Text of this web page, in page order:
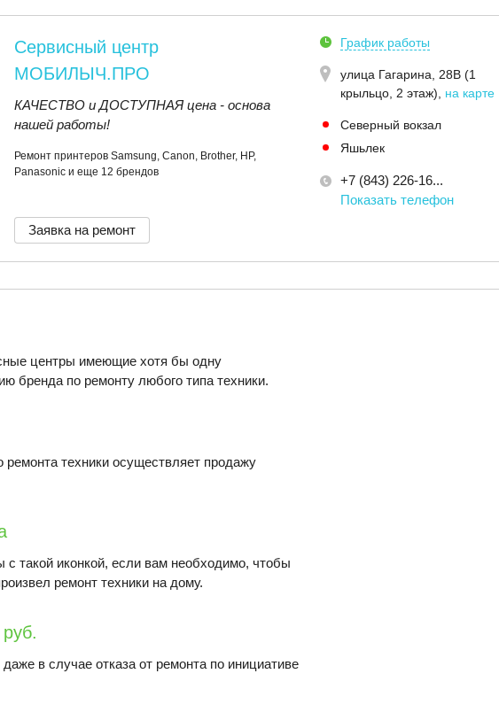
Сервисный центр
МОБИЛЫЧ.ПРО
КАЧЕСТВО и ДОСТУПНАЯ цена - основа
нашей работы!
Ремонт принтеров Samsung, Canon, Brother, HP,
Panasonic и еще 12 брендов
График работы
улица Гагарина, 28В (1
крыльцо, 2 этаж)
на карте
Северный вокзал
Яшьлек
+7 (843) 226-16...
Показать телефон
Заявка на ремонт
центры имеющие хотя бы одну
бренда по ремонту любого типа техники.
техники осуществляет продажу
такой иконкой, если вам необходимо, чтобы
ремонт техники на дому.
в случае отказа от ремонта по инициативе